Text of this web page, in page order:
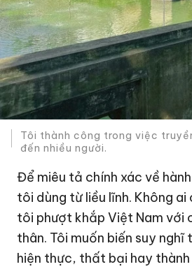
Tôi thành công trong việc
đến nhiều người.
Để miêu tả chính xác về
tôi dùng từ liều lĩnh. Không
tôi phượt khắp Việt Nam với
thân. Tôi muốn biến suy nghĩ
hiện thực, thất bại hay